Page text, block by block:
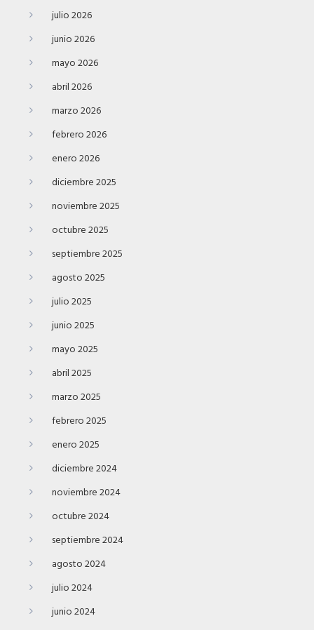
julio 2026
junio 2026
mayo 2026
abril 2026
marzo 2026
febrero 2026
enero 2026
diciembre 2025
noviembre 2025
octubre 2025
septiembre 2025
agosto 2025
julio 2025
junio 2025
mayo 2025
abril 2025
marzo 2025
febrero 2025
enero 2025
diciembre 2024
noviembre 2024
octubre 2024
septiembre 2024
agosto 2024
julio 2024
junio 2024